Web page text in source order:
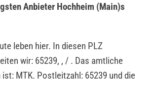
Anbieter Hochheim (Main)s
leben hier. In diesen PLZ
wir: 65239, , / . Das amtliche
ist: MTK. Postleitzahl: 65239 und die